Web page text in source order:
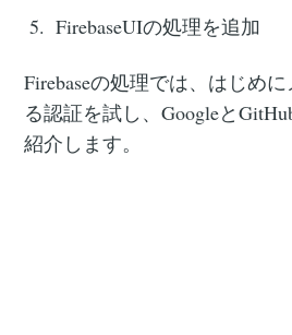
FirebaseUIの処理を追加
Firebaseの処理では、はじめ
る認証を試し、Googleと
紹介します。